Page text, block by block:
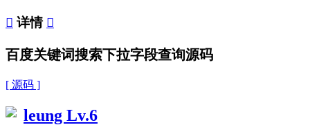
 详情 
百度关键词搜索下拉字段查询源码
[ 源码 ]
leung Lv.6